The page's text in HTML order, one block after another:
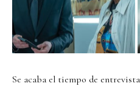
Se acaba el tiempo de